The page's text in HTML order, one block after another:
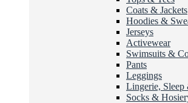
Coats & Jackets
Hoodies &
Jerseys
Activewear
Swimsuits &
Pants
Leggings
Lingerie,
Socks &